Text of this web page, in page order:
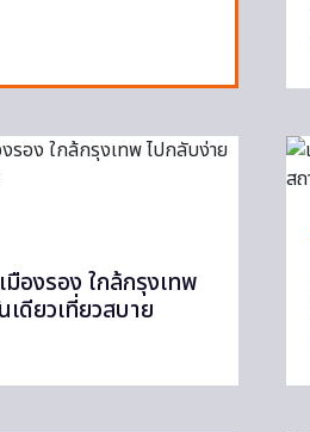
มืองรอง ใกล้กรุงเทพ
ดียวเที่ยวสบาย